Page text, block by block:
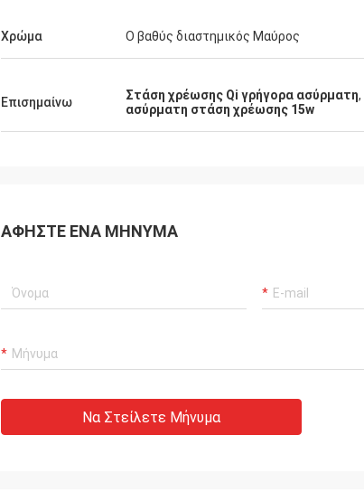
Χρώμα Ο βαθύς διαστημικός Μαύρος
Επισημαίνω Στάση χρέωσης Qi γρήγορα ασύρματη,
ασύρματη στάση χρέωσης 15w
ΑΦΉΣΤΕ ΈΝΑ ΜΉΝΥΜΑ
Να Στείλετε Μήνυμα